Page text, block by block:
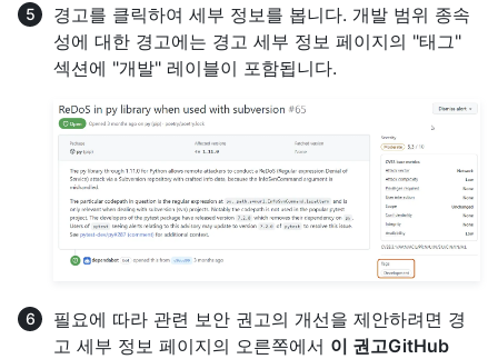
경고를 클릭하여 세부 정보를 봅니다. 개발 범위 종속
성에 대한 경고에는 경고 세부 정보 페이지의 "태그"
섹션에 "개발" 레이블이 포함됩니다.
필요에 따라 관련 보안 권고의 개선을 제안하려면 경
고 세부 정보 페이지의 오른쪽에서 이 권고GitHub